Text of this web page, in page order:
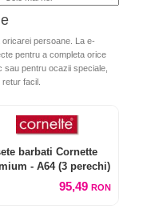
persoane. La e-
pentru a completa orice
pentru ocazii speciale,
facil.
barbati Cornette
- A64 (3 perechi)
95,49 RON